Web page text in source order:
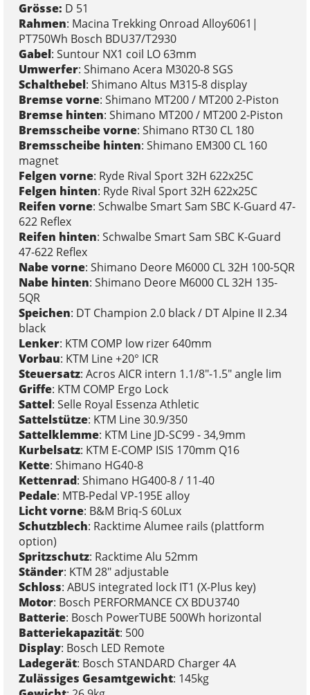
Grösse: D 51
Rahmen: Macina Trekking Onroad Alloy6061|
PT750Wh Bosch BDU37/T2930
Gabel: Suntour NX1 coil LO 63mm
Umwerfer: Shimano Acera M3020-8 SGS
Schalthebel: Shimano Altus M315-8 display
Bremse vorne: Shimano MT200 / MT200 2-Piston
Bremse hinten: Shimano MT200 / MT200 2-Piston
Bremsscheibe vorne: Shimano RT30 CL 180
Bremsscheibe hinten: Shimano EM300 CL 160
magnet
Felgen vorne: Ryde Rival Sport 32H 622x25C
Felgen hinten: Ryde Rival Sport 32H 622x25C
Reifen vorne: Schwalbe Smart Sam SBC K-Guard 47-
622 Reflex
Reifen hinten: Schwalbe Smart Sam SBC K-Guard
47-622 Reflex
Nabe vorne: Shimano Deore M6000 CL 32H 100-5QR
Nabe hinten: Shimano Deore M6000 CL 32H 135-
5QR
Speichen: DT Champion 2.0 black / DT Alpine II 2.34
black
Lenker: KTM COMP low rizer 640mm
Vorbau: KTM Line +20° ICR
Steuersatz: Acros AICR intern 1.1/8"-1.5" angle lim
Griffe: KTM COMP Ergo Lock
Sattel: Selle Royal Essenza Athletic
Sattelstütze: KTM Line 30.9/350
Sattelklemme: KTM Line JD-SC99 - 34,9mm
Kurbelsatz: KTM E-COMP ISIS 170mm Q16
Kette: Shimano HG40-8
Kettenrad: Shimano HG400-8 / 11-40
Pedale: MTB-Pedal VP-195E alloy
Licht vorne: B&M Briq-S 60Lux
Schutzblech: Racktime Alumee rails (plattform
option)
Spritzschutz: Racktime Alu 52mm
Ständer: KTM 28" adjustable
Schloss: ABUS integrated lock IT1 (X-Plus key)
Motor: Bosch PERFORMANCE CX BDU3740
Batterie: Bosch PowerTUBE 500Wh horizontal
Batteriekapazität: 500
Display: Bosch LED Remote
Ladegerät: Bosch STANDARD Charger 4A
Zulässiges Gesamtgewicht: 145kg